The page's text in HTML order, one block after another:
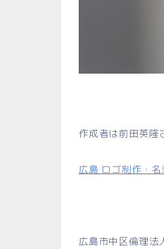
作成者は前田英隆
広島 ロゴ制作・
広島市中区倫理法